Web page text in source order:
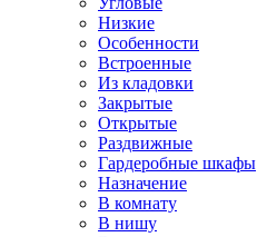
Низкие
Особенности
Встроенные
Из кладовки
Закрытые
Открытые
Раздвижные
Гардеробные шкафы
Назначение
В комнату
В нишу